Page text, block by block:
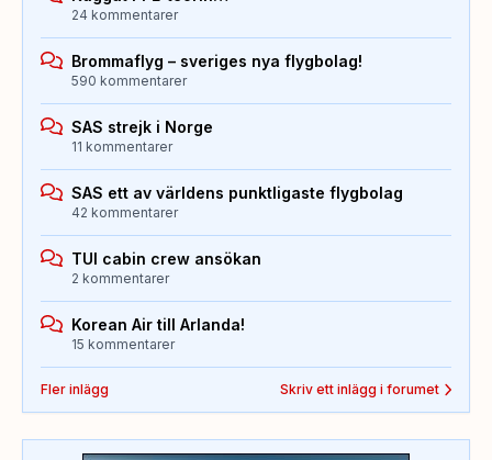
24 kommentarer
Brommaflyg – sveriges nya flygbolag!
590 kommentarer
SAS strejk i Norge
11 kommentarer
SAS ett av världens punktligaste flygbolag
42 kommentarer
TUI cabin crew ansökan
2 kommentarer
Korean Air till Arlanda!
15 kommentarer
Fler inlägg Skriv ett inlägg i forumet